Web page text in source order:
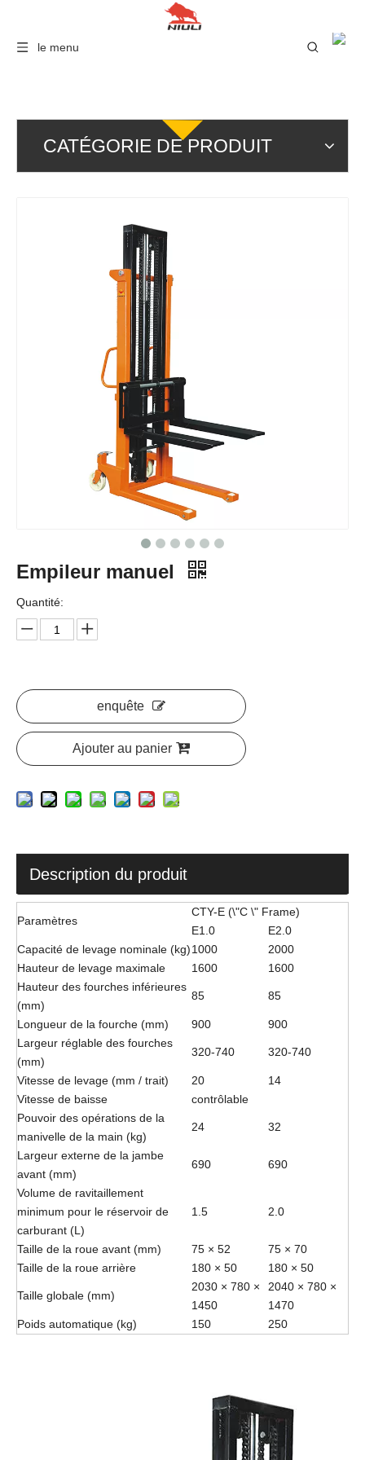
le menu
CATÉGORIE DE PRODUIT
Empileur manuel
Quantité:
enquête
Ajouter au panier
Description du produit
Paramètres
CTY-E (\"C \" Frame)
E1.0
E2.0
Capacité de levage nominale (kg)1000
2000
Hauteur de levage maximale
1600
1600
Hauteur des fourches inférieures
(mm)
85 85
Longueur de la fourche (mm) 900
900
Largeur réglable des fourches
(mm)
320-740 320-740
Vitesse de levage (mm / trait) 20
14
Vitesse de baisse
contrôlable
Pouvoir des opérations de la
manivelle de la main (kg)
24 32
Largeur externe de la jambe
avant (mm)
690 690
Volume de ravitaillement
minimum pour le réservoir de
carburant (L)
1.5 2.0
Taille de la roue avant (mm) 75 × 52
75 × 70
Taille de la roue arrière
180 × 50 180 × 50
Taille globale (mm)
2030 × 780 ×
1450
2040 × 780 ×
1470
Poids automatique (kg)
150 250